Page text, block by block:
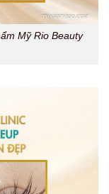
Mỹ Rio Beauty